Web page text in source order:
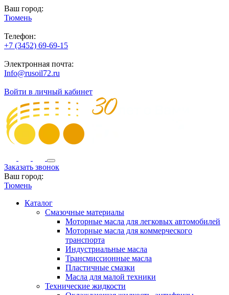
Ваш город:
Тюмень
Телефон:
+7 (3452) 69-69-15
Электронная почта:
Info@rusoil72.ru
Войти в личный кабинет
Заказать звонок
Ваш город:
Тюмень
Каталог
Смазочные материалы
Моторные масла для легковых автомобилей
Моторные масла для коммерческого
транспорта
Индустриальные масла
Трансмиссионные масла
Пластичные смазки
Масла для малой техники
Технические жидкости